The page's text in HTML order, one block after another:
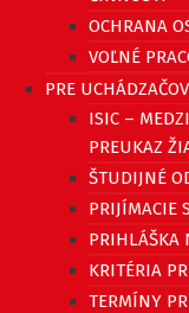
OCHRANA
VOĽNÉ
PRE UCHÁDZAČOV
ISIC –
PREUKAZ
ŠTUDIJNÉ
PRIJÍMACIE
PRIHLÁŠKA
KRITÉRIA
TERMÍNY